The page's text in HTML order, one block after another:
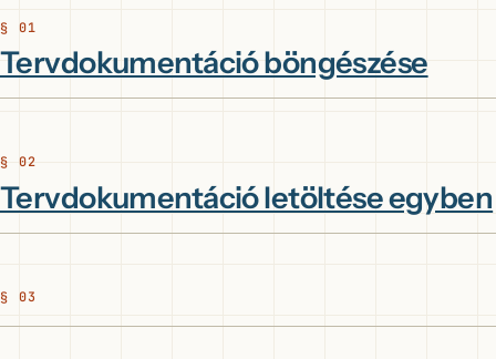
Tervdokumentáció böngészése
Tervdokumentáció letöltése egyben